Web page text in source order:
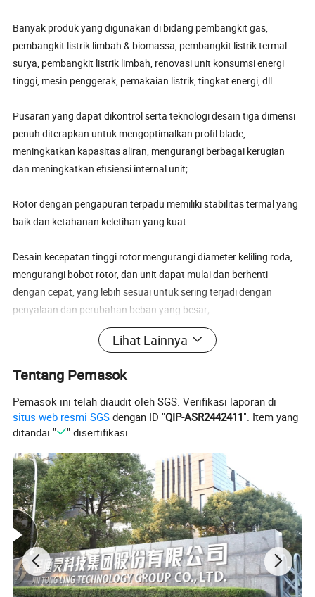
Banyak produk yang digunakan di bidang pembangkit gas,
pembangkit listrik limbah & biomassa, pembangkit listrik termal
surya, pembangkit listrik limbah, renovasi unit konsumsi energi
tinggi, mesin penggerak, pemakaian listrik, tingkat energi, dll.
Pusaran yang dapat dikontrol serta teknologi desain tiga dimensi
penuh diterapkan untuk mengoptimalkan profil blade,
meningkatkan kapasitas aliran, mengurangi berbagai kerugian
dan meningkatkan efisiensi internal unit;
Rotor dengan pengapuran terpadu memiliki stabilitas termal yang
baik dan ketahanan keletihan yang kuat.
Desain kecepatan tinggi rotor mengurangi diameter keliling roda,
mengurangi bobot rotor, dan unit dapat mulai dan berhenti
dengan cepat, yang lebih sesuai untuk sering terjadi dengan
penyalaan dan perubahan beban yang besar;
·Pisahkan silinder dan teknologi pemanas ulang diadopsi untuk
meningkatkan efisiensi siklus;
yang utuh dan sederhana serta waktu pemasangan yang singkat.
Parameter Produk
Tipe turbin
Power
Range(MW)
Kisaran Tekanan uap
Masuk (MPa)
Kisaran suhu uap Masuk
(celcius)
Kecepatan
Putar(RPM)
Memana
skan
ulang
Penggerak
langsung/Penggerak girboks
Split-Centripetal
Vorex&Axial Type
(Tipe Tortex&Aksial)
0,5-3 1-8.83 180-535 55009-000 -- √/√
Radial Campuran
&Tipe Aksial
0,2-1 0.6-1.54 300 30008-8000 -- √/√
Tipe kondensasi 6-65 3.43-13.5 370-5-35 3000-8200 √ √/√
Lihat Lainnya
Tentang Pemasok
Pemasok ini telah diaudit oleh SGS. Verifikasi laporan di
situs web resmi SGS dengan ID "QIP-ASR2442411". Item yang
ditandai "
" disertifikasi.